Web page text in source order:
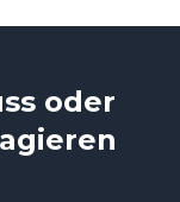
oder